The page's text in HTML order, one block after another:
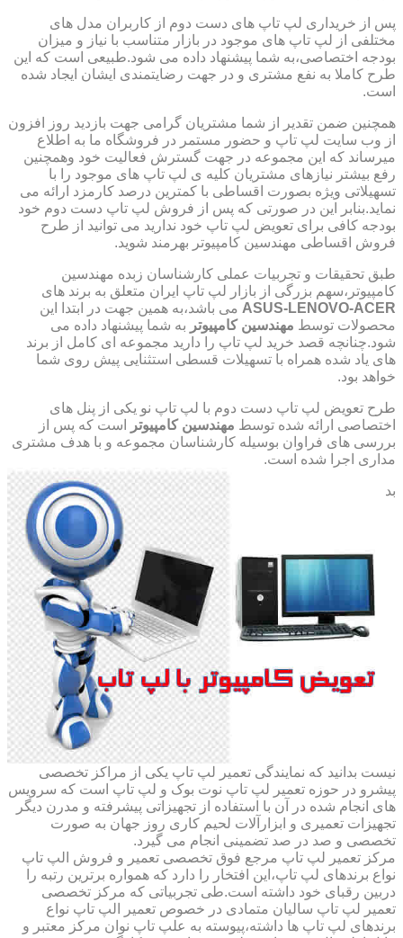
پس از خریداری لپ تاپ های دست دوم از کاربران مدل های
مختلفی از لپ تاپ های موجود در بازار متناسب با نیاز و میزان
بودجه اختصاصی،به شما پیشنهاد داده می شود.طبیعی است که این
طرح کاملا به نفع مشتری و در جهت رضایتمندی ایشان ایجاد شده
است.
همچنین ضمن تقدیر از شما مشتریان گرامی جهت بازدید روز افزون
از وب سایت لپ تاپ و حضور مستمر در فروشگاه ما به اطلاع
میرساند که این مجموعه در جهت گسترش فعالیت خود وهمچنین
رفع بیشتر نیازهای مشتریان کلیه ی لپ تاپ های موجود را با
تسهیلاتی ویژه بصورت اقساطی با کمترین درصد کارمزد ارائه می
نماید.بنابر این در صورتی که پس از فروش لپ تاپ دست دوم خود
بودجه کافی برای تعویض لپ تاپ خود ندارید می توانید از طرح
فروش اقساطی مهندسین کامپیوتر بهرمند شوید.
طبق تحقیقات و تجربیات عملی کارشناسان زبده مهندسین
کامپیوتر،سهم بزرگی از بازار لپ تاپ ایران متعلق به برند های
ASUS-LENOVO-ACER می باشد،به همین جهت در ابتدا این
محصولات توسط مهندسین کامپیوتر به شما پیشنهاد داده می
شود.چنانچه قصد خرید لپ تاپ را دارید مجموعه ای کامل از برند
های یاد شده همراه با تسهیلات قسطی استثنایی پیش روی شما
خواهد بود.
طرح تعویض لپ تاپ دست دوم با لپ تاپ نو یکی از پنل های
اختصاصی ارائه شده توسط مهندسین کامپیوتر
است که پس از
بررسی های فراوان بوسیله کارشناسان مجموعه و با هدف مشتری
مداری اجرا شده است.
بد
نیست بدانید که نمایندگی تعمیر لپ تاپ یکی از مراکز تخصصی
پیشرو در حوزه تعمیر لپ تاپ نوت بوک و لپ تاپ است که سرویس
های انجام شده در آن با استفاده از تجهیزاتی پیشرفته و مدرن دیگر
تجهیزات تعمیری و ابزارآلات لحیم کاری روز جهان به صورت
تخصصی و صد در صد تضمینی انجام می گیرد.
مرکز تعمیر لپ تاپ مرجع فوق تخصصی تعمیر و فروش الپ تاپ
نواع برندهای لپ تاپ،این افتخار را دارد که همواره برترین رتبه را
دربین رقبای خود داشته است.طی تجربیاتی که مرکز تخصصی
تعمیر لپ تاپ سالیان متمادی در خصوص تعمیر الپ تاپ نواع
برندهای لپ تاپ ها داشته،پیوسته به علپ تاپ نوان مرکز معتبر و